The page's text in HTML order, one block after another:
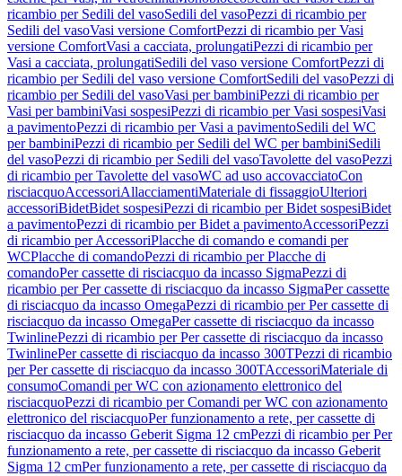
ricambio per Sedili del vasoSedili del vasoPezzi di ricambio per
Sedili del vasoVasi versione ComfortPezzi di ricambio per Vasi
versione ComfortVasi a cacciata, prolungatiPezzi di ricambio per
Vasi a cacciata, prolungatiSedili del vaso versione ComfortPezzi di
ricambio per Sedili del vaso versione ComfortSedili del vasoPezzi di
ricambio per Sedili del vasoVasi per bambiniPezzi di ricambio per
Vasi per bambiniVasi sospesiPezzi di ricambio per Vasi sospesiVasi
a pavimentoPezzi di ricambio per Vasi a pavimentoSedili del WC
per bambiniPezzi di ricambio per Sedili del WC per bambiniSedili
del vasoPezzi di ricambio per Sedili del vasoTavolette del vasoPezzi
di ricambio per Tavolette del vasoWC ad uso accovacciatoCon
risciacquoAccessoriAllacciamentiMateriale di fissaggioUlteriori
accessoriBidetBidet sospesiPezzi di ricambio per Bidet sospesiBidet
a pavimentoPezzi di ricambio per Bidet a pavimentoAccessoriPezzi
di ricambio per AccessoriPlacche di comando e comandi per
WCPlacche di comandoPezzi di ricambio per Placche di
comandoPer cassette di risciacquo da incasso SigmaPezzi di
ricambio per Per cassette di risciacquo da incasso SigmaPer cassette
di risciacquo da incasso OmegaPezzi di ricambio per Per cassette di
risciacquo da incasso OmegaPer cassette di risciacquo da incasso
TwinlinePezzi di ricambio per Per cassette di risciacquo da incasso
TwinlinePer cassette di risciacquo da incasso 300TPezzi di ricambio
per Per cassette di risciacquo da incasso 300TAccessoriMateriale di
consumoComandi per WC con azionamento elettronico del
risciacquoPezzi di ricambio per Comandi per WC con azionamento
elettronico del risciacquoPer funzionamento a rete, per cassette di
risciacquo da incasso Geberit Sigma 12 cmPezzi di ricambio per Per
funzionamento a rete, per cassette di risciacquo da incasso Geberit
Sigma 12 cmPer funzionamento a rete, per cassette di risciacquo da